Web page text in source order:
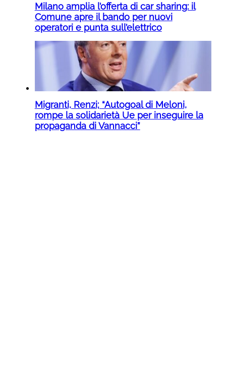
Milano amplia l’offerta di car sharing: il
Comune apre il bando per nuovi
operatori e punta sull’elettrico
Migranti, Renzi; “Autogoal di Meloni,
rompe la solidarietà Ue per inseguire la
propaganda di Vannacci”